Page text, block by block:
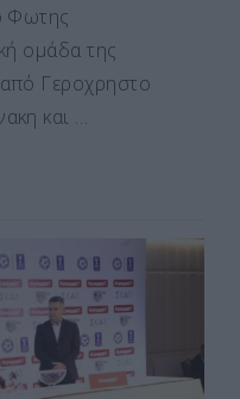
Φωτης
ομάδα της
Γεροχρηστο
και …